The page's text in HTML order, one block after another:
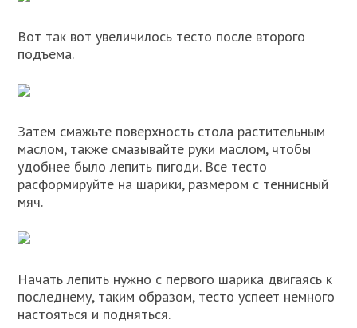
Вот так вот увеличилось тесто после второго
подъема.
Затем смажьте поверхность стола растительным
маслом, также смазывайте руки маслом, чтобы
удобнее было лепить пигоди. Все тесто
расформируйте на шарики, размером с теннисный
мяч.
Начать лепить нужно с первого шарика двигаясь к
последнему, таким образом, тесто успеет немного
настояться и подняться.